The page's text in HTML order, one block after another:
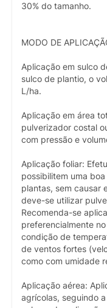
30% do tamanho.
MODO DE
Aplicação em sulco
sulco de plantio, o
L/ha.
Aplicação em área
pulverizador costal
com pressão e
Aplicação foliar:
possibilitem uma
plantas, sem causar
deve-se utilizar
Recomenda-se
preferencialmente
condição de
de ventos fortes
como com umidade
Aplicação aérea:
agrícolas, seguindo